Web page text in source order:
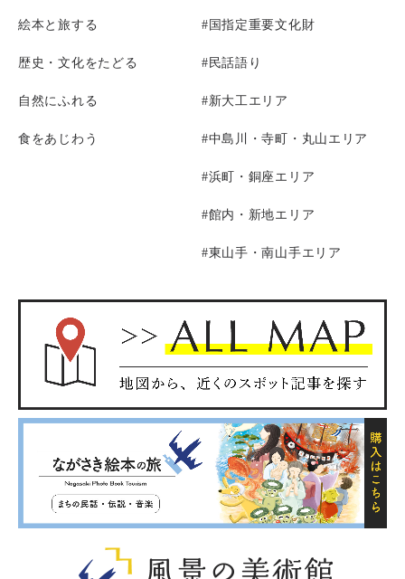
絵本と旅する
歴史・文化をたどる
自然にふれる
食をあじわう
#国指定重要文化財
#民話語り
#新大工エリア
#中島川・寺町・丸山エリア
#浜町・銅座エリア
#館内・新地エリア
#東山手・南山手エリア